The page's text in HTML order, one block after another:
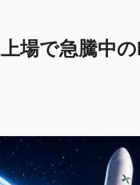
場で急騰中